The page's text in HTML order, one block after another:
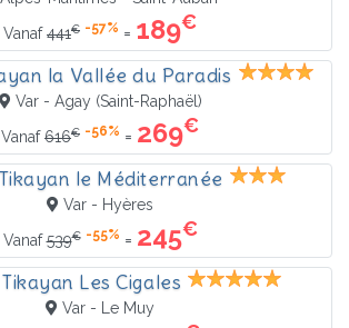
Vanaf441€ -57% = 189€
la Vallée du Paradis
Var - Agay (Saint-Raphaël)
Vanaf616€ -56% = 269€
le Méditerranée
Var - Hyères
Vanaf539€ -55% = 245€
Les Cigales
Var - Le Muy